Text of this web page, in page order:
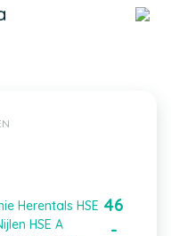
Herentals HSE
HSE A
46
-